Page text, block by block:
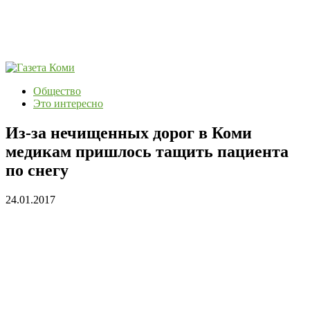
Общество
Это интересно
Из-за нечищенных дорог в Коми
медикам пришлось тащить пациента
по снегу
24.01.2017